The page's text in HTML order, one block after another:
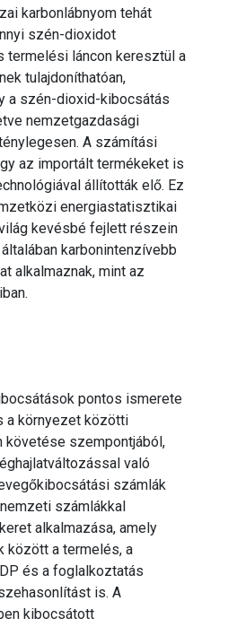
karbonlábnyom tehát
szén-dioxidot
termelési láncon keresztül a
tulajdoníthatóan,
a szén-dioxid-kibocsátás
nemzetgazdasági
A számítási
az importált termékeket is
állították elő. Ez
energiastatisztikai
kevésbé fejlett részein
karbonintenzívebb
alkalmaznak, mint az
pontos ismerete
a környezet közötti
követése szempontjából,
való
számlák
számlákkal
alkalmazása, amely
között a termelés, a
és a foglalkoztatás
is. A
kibocsátott